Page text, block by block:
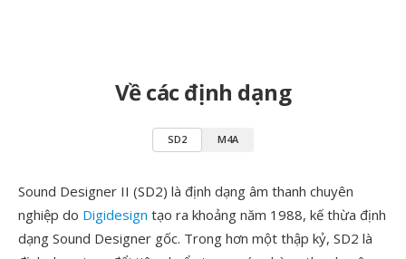
Về các định dạng
SD2 M4A
Sound Designer II (SD2) là định dạng âm thanh chuyên
nghiệp do Digidesign tạo ra khoảng năm 1988, kế thừa định
dạng Sound Designer gốc. Trong hơn một thập kỷ, SD2 là